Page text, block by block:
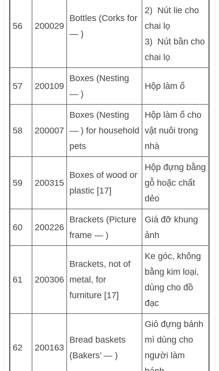
56 200029
Bottles (Corks for
— )
2) Nút lie cho
chai lọ
3) Nút bần cho
chai lọ
57 200109
Boxes (Nesting
— )
Hộp làm ổ
58 200007
Boxes (Nesting
— ) for household
pets
Hộp làm ổ cho
vật nuôi trong
nhà
59 200315
Boxes of wood or
plastic [17]
Hộp đựng bằng
gỗ hoặc chất
dẻo
60 200226
Brackets (Picture
frame — )
Giá đỡ khung
ảnh
61 200306
Brackets, not of
metal, for
furniture [17]
Ke góc, không
bằng kim loại,
dùng cho đồ
đạc
62 200163
Bread baskets
(Bakers’ — )
Giỏ đựng bánh
mì dùng cho
người làm